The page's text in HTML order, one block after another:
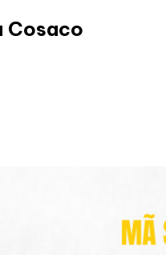
Cosaco